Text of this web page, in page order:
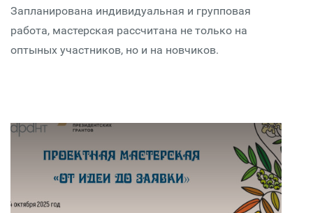
Запланирована индивидуальная и групповая
работа, мастерская рассчитана не только на
оптыных участников, но и на новчиков.